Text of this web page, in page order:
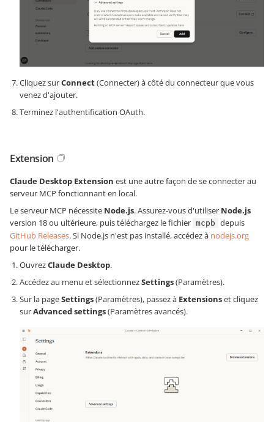
Cliquez surConnect(Connecter) à côté du connecteur que vous
venez d'ajouter.
Terminez l'authentification OAuth.
Extension
Claude Desktop Extension est une autre façon de se connecter au
serveur MCP fonctionnant en local.
Le serveur MCP nécessite Node.js. Assurez-vous d'utiliser Node.js
version 18 ou ultérieure, puis téléchargez le fichier mcpb depuis
GitHub Releases. Si Node.js n'est pas installé, accédez à nodejs.org
pour le télécharger.
OuvrezClaude Desktop.
Accédez au menu et sélectionnezSettings(Paramètres).
Sur la pageSettings(Paramètres), passez à Extensionset cliquez
surAdvanced settings(Paramètres avancés).